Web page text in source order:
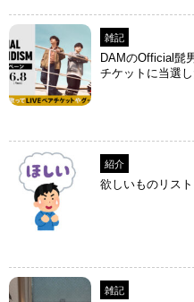
雑記
DAMのOfficial髭
チケットに当選
紹介
欲しいものリスト
雑記